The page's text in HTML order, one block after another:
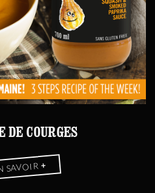
DE COURGES
SAVOIR+